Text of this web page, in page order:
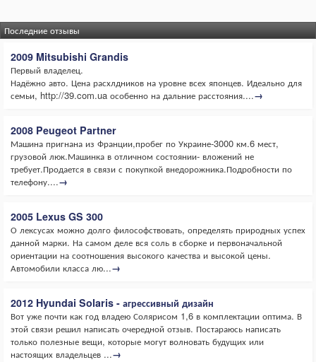
Последние отзывы
2009 Mitsubishi Grandis
Первый владелец.
Надёжно авто. Цена расхлдников на уровне всех японцев. Идеально для
семьи, http://39.com.ua особенно на дальние расстояния....→
2008 Peugeot Partner
Машина пригнана из Франции,пробег по Украине-3000 км.6 мест,
грузовой люк.Машинка в отличном состоянии- вложений не
требует.Продается в связи с покупкой внедорожника.Подробности по
телефону....→
2005 Lexus GS 300
О лексусах можно долго философствовать, определять природных успех
данной марки. На самом деле вся соль в сборке и первоначальной
ориентации на соотношения высокого качества и высокой цены.
Автомобили класса лю...→
2012 Hyundai Solaris - агрессивный дизайн
Вот уже почти как год владею Солярисом 1,6 в комплектации оптима. В
этой связи решил написать очередной отзыв. Постараюсь написать
только полезные вещи, которые могут волновать будущих или
настоящих владельцев ...→